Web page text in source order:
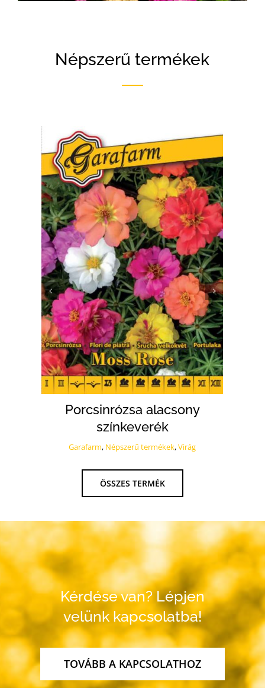
Népszerű termékek
RÉSZLETEK
Porcsinrózsa alacsony
színkeverék
Garafarm, Népszerű termékek,Virág
ÖSSZES TERMÉK
Kérdése van? Lépjen
velünk kapcsolatba!
TOVÁBB A KAPCSOLATHOZ